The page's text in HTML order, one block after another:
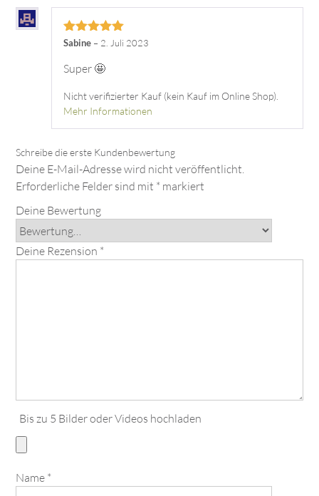
Bewertet mit
Sabine – 2. Juli 2023
Super 🤩
Nicht verifizierter Kauf (kein Kauf im Online Shop).
Mehr Informationen
Deine E-Mail-Adresse wird nicht veröffentlicht.
Erforderliche Felder sind mit * markiert
Deine Bewertung
Deine Rezension *
Bis zu 5 Bilder oder Videos hochladen
Name *